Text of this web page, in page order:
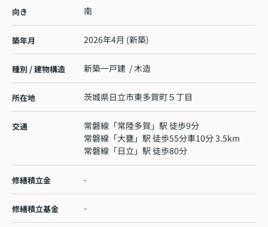
向き 南
築年月 2026年4月 (新築)
種別 / 建物構造 新築一戸建 / 木造
所在地 茨城県日立市東多賀町５丁目
交通 常磐線 「常陸多賀 」駅 徒歩9分
常磐線 「大甕」駅 徒歩55分車10分 3.5km
常磐線 「日立」駅 徒歩80分
修繕積立金 -
修繕積立基金 -